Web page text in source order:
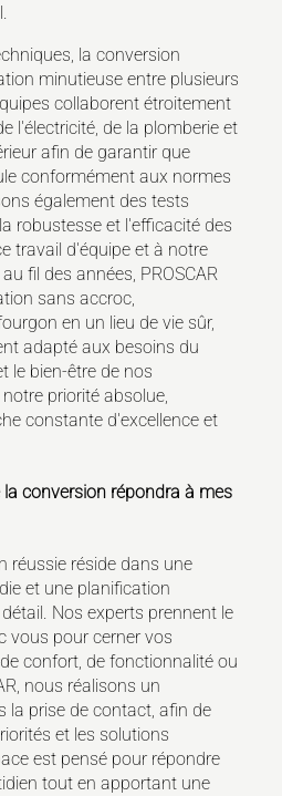
la conversion
minutieuse entre plusieurs
collaborent étroitement
l'électricité, de la plomberie et
afin de garantir que
conformément aux normes
également des tests
robustesse et l'efficacité des
travail d'équipe et à notre
fil des années, PROSCAR
sans accroc,
en un lieu de vie sûr,
adapté aux besoins du
le bien-être de nos
priorité absolue,
constante d'excellence et
conversion répondra à mes
réussie réside dans une
et une planification
Nos experts prennent le
vous pour cerner vos
confort, de fonctionnalité ou
nous réalisons un
la prise de contact, afin de
et les solutions
est pensé pour répondre
tout en apportant une